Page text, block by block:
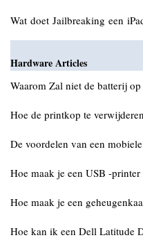
Wat doet Jailbreaking een
Hardware Articles
Waarom Zal niet de batterij
Hoe de printkop te
De voordelen van een
Hoe maak je een USB -printer
Hoe maak je een
Hoe kan ik een Dell Latitude